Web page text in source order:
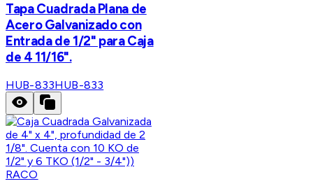
Tapa Cuadrada Plana de
Acero Galvanizado con
Entrada de 1/2" para Caja
de 4 11/16".
HUB-833HUB-833
RACO